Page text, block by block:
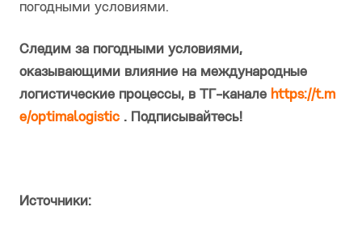
погодными условиями.
Следим за погодными условиями,
оказывающими влияние на международные
логистические процессы, в ТГ-канале https://t.m
e/optimalogistic . Подписывайтесь!
Источники: